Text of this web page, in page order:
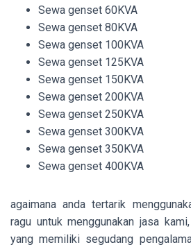
Sewa genset 60KVA
Sewa genset 80KVA
Sewa genset 100KVA
Sewa genset 125KVA
Sewa genset 150KVA
Sewa genset 200KVA
Sewa genset 250KVA
Sewa genset 300KVA
Sewa genset 350KVA
Sewa genset 400KVA
agaimana anda tertarik
ragu untuk menggunakan jasa
yang memiliki segudang